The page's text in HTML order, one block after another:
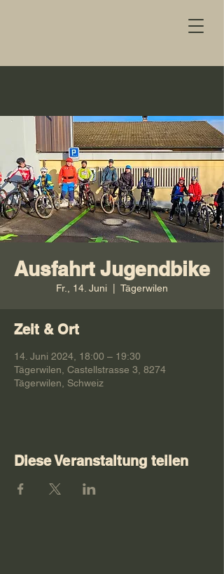
Ausfahrt Jugendbike
Fr., 14. Juni Tägerwilen
Zeit & Ort
14. Juni 2024, 18:00 – 19:30
Tägerwilen, Castellstrasse 3, 8274
Tägerwilen, Schweiz
Diese Veranstaltung teilen